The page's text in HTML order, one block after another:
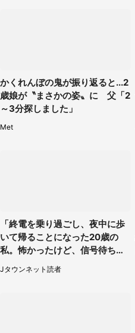
かくれんぼの鬼が振り返ると...2
歳娘が〝まさかの姿〟に 父「2
～3分探しました」
Met
「終電を乗り過ごし、夜中に歩
いて帰ることになった20歳の
私。怖かったけど、信号待ちの
車に道を尋ねたら...」（埼玉
県・60代女性）
Jタウンネット読者